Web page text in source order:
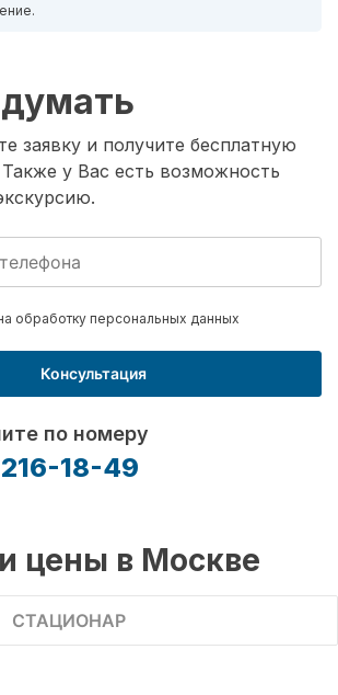
заявку и получите бесплатную
у Вас есть возможность
обработку персональных данных
Консультация
по номеру
18-49
цены в Москве
СТАЦИОНАР